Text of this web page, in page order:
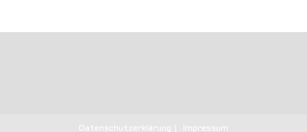
Datenschutzerklärung Impressum